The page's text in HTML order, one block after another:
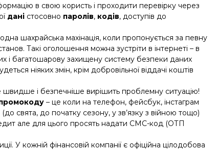
в свою користь і проходити перевірку через
дані стосовно паролів, кодів, доступів до
шахрайська махінація, коли пропонується за певну
Такі оголошення можна зустріти в інтернеті – в
і багатошарову захищену систему безпеки даних
ніяких змін, крім добровільної віддачі коштів
швидше і безпечніше вирішить проблемну ситуацію!
промокоду – це коли на телефон, фейсбук, інстаграм
свята, до початку сезону, у зв’язку з війною тощо)
але для цього просять надати СМС-код (ОТП
У кожній фінансовій компанії є офіційна цілодобова